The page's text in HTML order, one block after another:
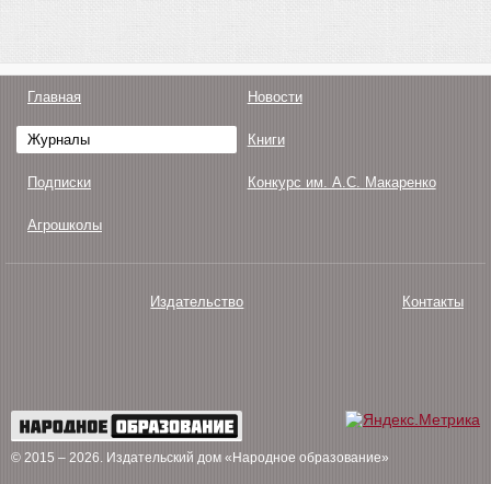
Главная Новости
Журналы Книги
Подписки Конкурс им. А.С. Макаренко
Агрошколы
Издательство Контакты
© 2015 – 2026. Издательский дом «Народное образование»